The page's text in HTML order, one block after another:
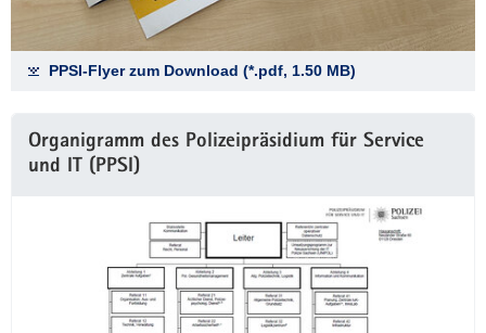
PPSI-Flyer zum Download (*.pdf, 1.50 MB)
Organigramm des Polizeipräsidium für Service
und IT (PPSI)